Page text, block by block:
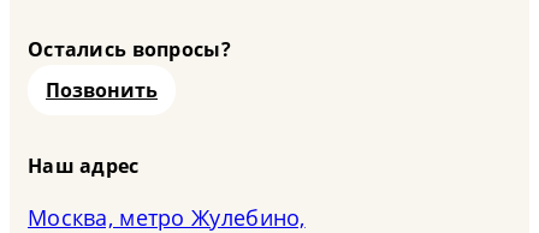
Остались вопросы?
Позвонить
Наш адрес
Москва, метро Жулебино,